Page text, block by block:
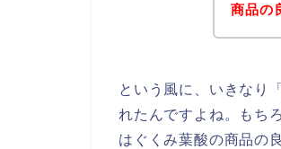
商品の
という風に、いきなり
れたんですよね。もち
はぐくみ葉酸の商品の